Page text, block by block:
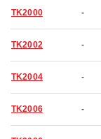
TK2000 -
TK2002 -
TK2004 -
TK2006 -